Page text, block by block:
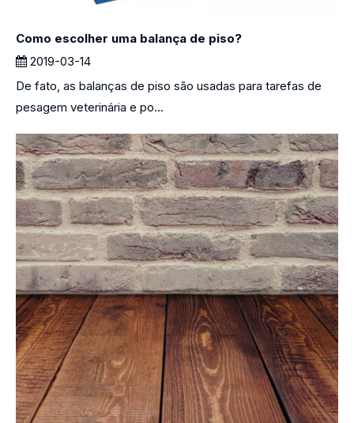
Como escolher uma balança de piso?
2019-03-14
De fato, as balanças de piso são usadas para tarefas de
pesagem veterinária e po...